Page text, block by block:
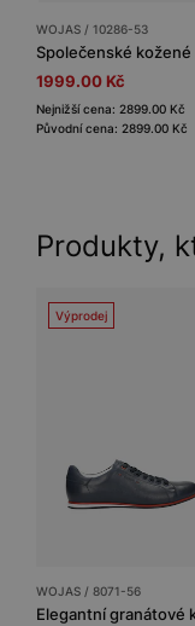
WOJAS / 10286-53
1999.00 Kč
Nejnižší cena: 2899.00 Kč
Původní cena: 2899.00 Kč
Produkty,
Výprodej
WOJAS / 8071-56